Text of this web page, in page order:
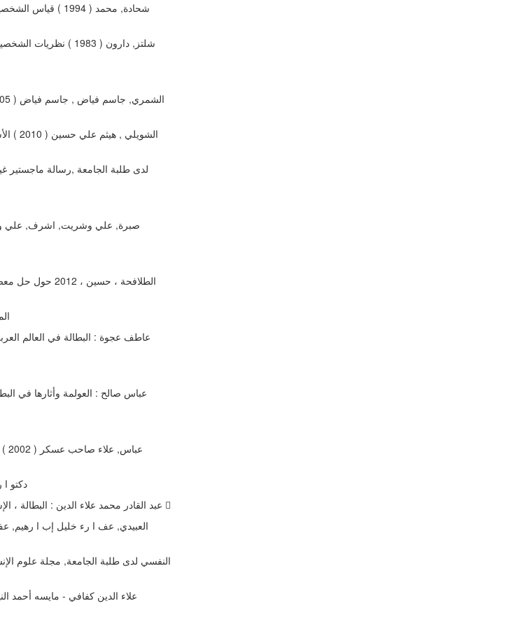
شحادة, محمد (
شلتز, دارون ( 1983 )
لدى طلبة الجامعة ,رسالة ماجستیر
الطلافحة ، حسین ،
.
عاطف عجوة : البطالة في العالم
عباس صالح : العولمة وأثارها في
دكتو
، عبد القادر محمد علاء الدین : البطالة ، الإسكندریة ، مصر ، منشأة المعارف ،ط 4 